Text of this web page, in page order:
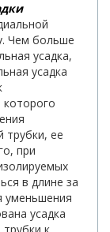
Чем больше
усадка,
усадка
трубки, ее
при
в длине за
уменьшения
усадка